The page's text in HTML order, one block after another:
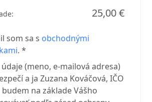
25,00 €
som sa s obchodnými
. *
(meno, e-mailová adresa)
a ja Zuzana Kováčová, IČO
budem na základe Vášho